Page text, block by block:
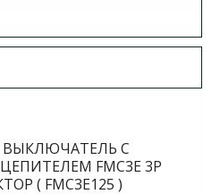
С
FMC3E 3P
( FMC3E125 )